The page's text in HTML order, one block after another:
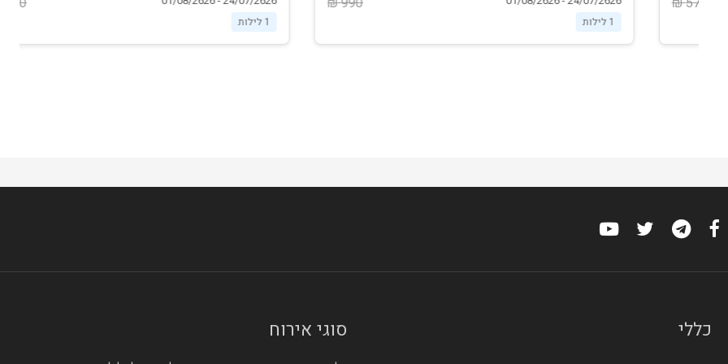
כללי סוגי אירוח